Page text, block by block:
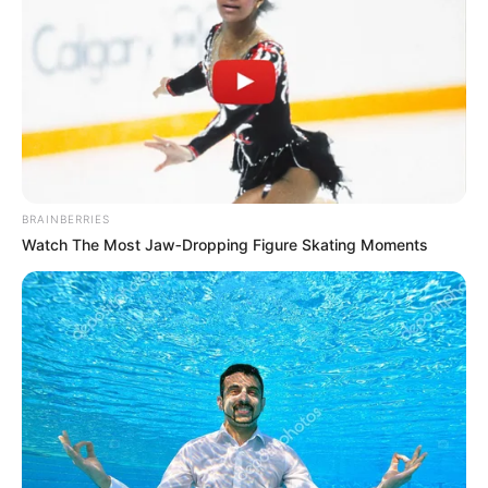
A családi pótlék összege 2009 óta változatlan. Egy
gyermek után jelenleg 12 200 forint jár havonta,
egy gyermeket nevelő egyedülálló szülő 13 700
BRAINBERRIES
Watch The Most Jaw‑Dropping Figure Skating Moments